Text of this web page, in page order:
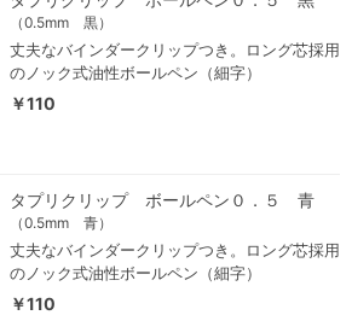
（0.5mm 黒）
丈夫なバインダークリップつき。ロング芯採用
のノック式油性ボールペン（細字）
￥110
タプリクリップ ボールペン０．５ 青
（0.5mm 青）
丈夫なバインダークリップつき。ロング芯採用
のノック式油性ボールペン（細字）
￥110